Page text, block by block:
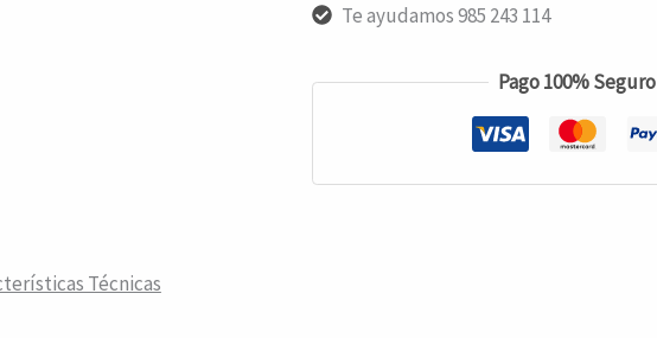
Te ayudamos 985 243 114
Pago 100% Seguro
Técnicas